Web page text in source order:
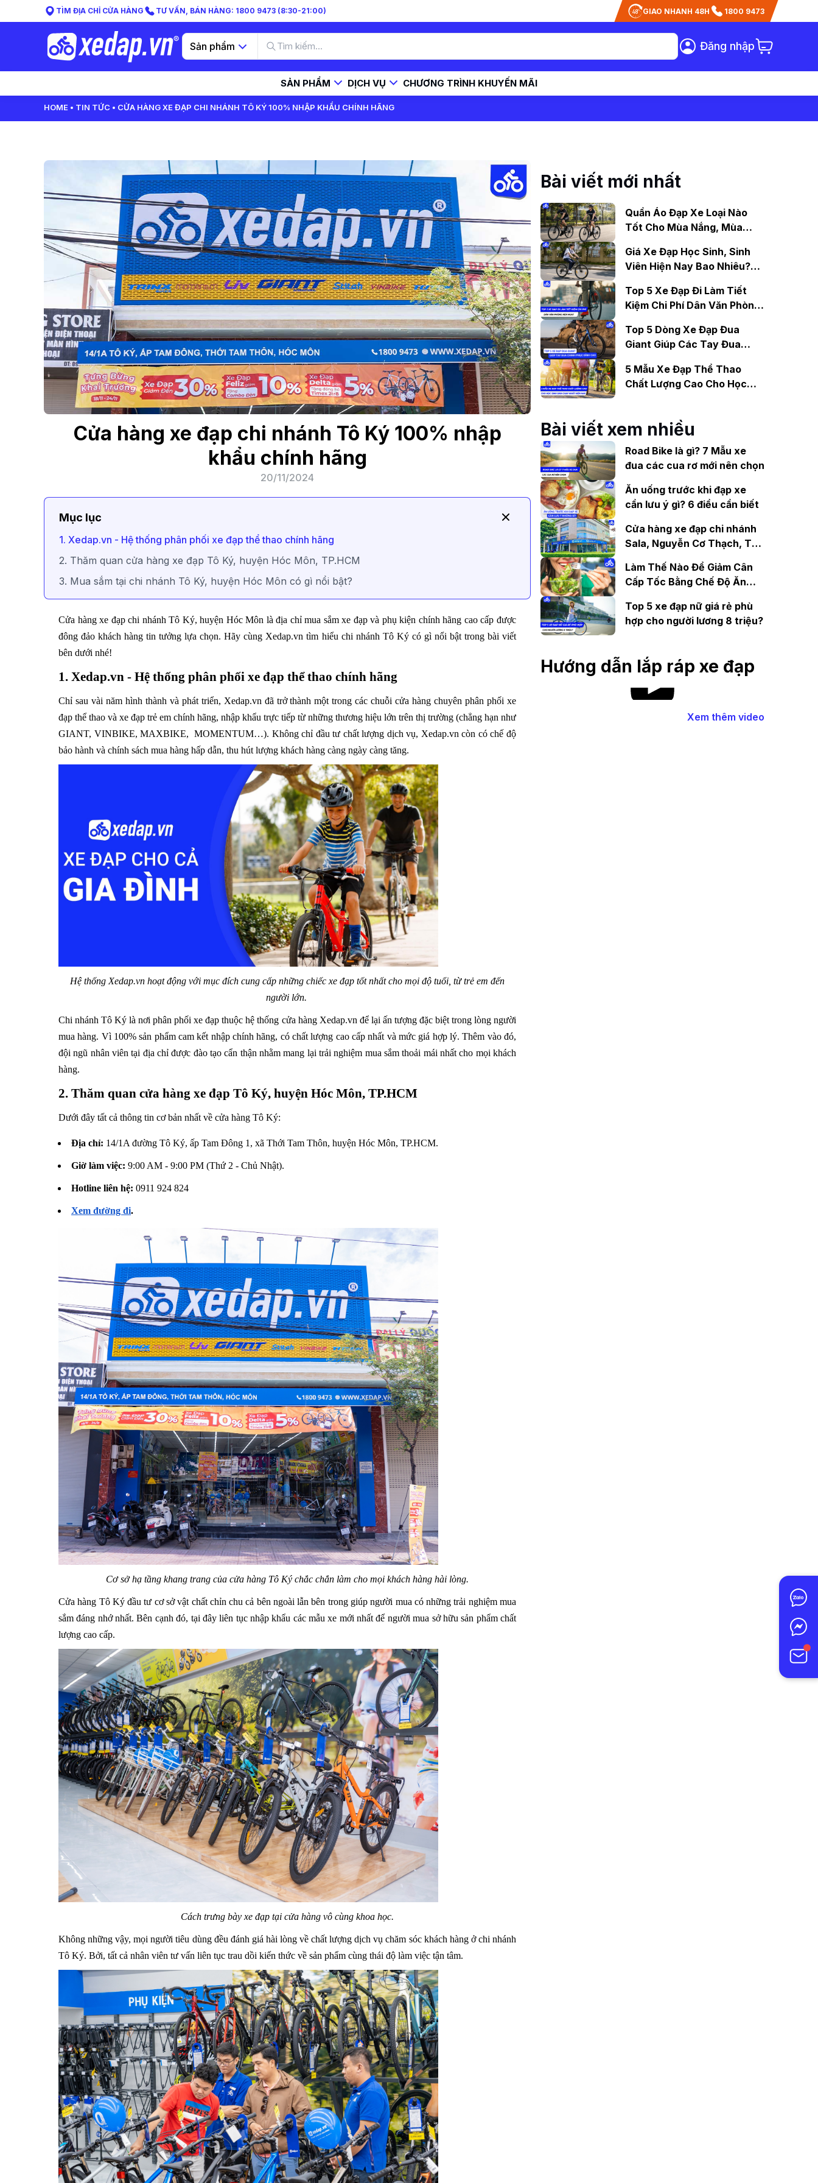
TÌM ĐỊA CHỈ CỬA HÀNG TƯ VẤN, BÁN HÀNG: 1800 9473 (8:30-21:00) GIAO NHANH 48H 1800 9473
Sản phẩm Đăng nhập
SẢN PHẨM DỊCH VỤ CHƯƠNG TRÌNH KHUYẾN MÃI
HOME TIN TỨC CỬA HÀNG XE ĐẠP CHI NHÁNH TÔ KÝ 100% NHẬP KHẨU CHÍNH HÃNG
Cửa hàng xe đạp chi nhánh Tô Ký 100% nhập
khẩu chính hãng
20/11/2024
Mục lục
1. Xedap.vn - Hệ thống phân phối xe đạp thể thao chính hãng
2. Thăm quan cửa hàng xe đạp Tô Ký, huyện Hóc Môn, TP.HCM
3. Mua sắm tại chi nhánh Tô Ký, huyện Hóc Môn có gì nổi bật?
Cửa hàng xe đạp chi nhánh Tô Ký, huyện Hóc Môn là địa chỉ mua sắm xe đạp và phụ kiện chính hãng cao cấp được
đông đảo khách hàng tin tưởng lựa chọn. Hãy cùng Xedap.vn tìm hiểu chi nhánh Tô Ký có gì nổi bật trong bài viết
bên dưới nhé!
1. Xedap.vn - Hệ thống phân phối xe đạp thể thao chính hãng
Chỉ sau vài năm hình thành và phát triển, Xedap.vn đã trở thành một trong các chuỗi cửa hàng chuyên phân phối xe
đạp thể thao và xe đạp trẻ em chính hãng, nhập khẩu trực tiếp từ những thương hiệu lớn trên thị trường (chẳng hạn như
GIANT, VINBIKE, MAXBIKE, MOMENTUM…). Không chỉ đầu tư chất lượng dịch vụ, Xedap.vn còn có chế độ
bảo hành và chính sách mua hàng hấp dẫn, thu hút lượng khách hàng càng ngày càng tăng.
Hệ thống Xedap.vn hoạt động với mục đích cung cấp những chiếc xe đạp tốt nhất cho mọi độ tuổi, từ trẻ em đến
người lớn.
Chi nhánh Tô Ký là nơi phân phối xe đạp thuộc hệ thống cửa hàng Xedap.vn để lại ấn tượng đặc biệt trong lòng người
mua hàng. Vì 100% sản phẩm cam kết nhập chính hãng, có chất lượng cao cấp nhất và mức giá hợp lý. Thêm vào đó,
đội ngũ nhân viên tại địa chỉ được đào tạo cẩn thận nhằm mang lại trải nghiệm mua sắm thoải mái nhất cho mọi khách
hàng.
2. Thăm quan cửa hàng xe đạp Tô Ký, huyện Hóc Môn, TP.HCM
Dưới đây tất cả thông tin cơ bản nhất về cửa hàng Tô Ký:
Địa chỉ: 14/1A đường Tô Ký, ấp Tam Đông 1, xã Thới Tam Thôn, huyện Hóc Môn, TP.HCM.
Giờ làm việc: 9:00 AM - 9:00 PM (Thứ 2 - Chủ Nhật).
Hotline liên hệ: 0911 924 824
Xem đường đi.
Cơ sở hạ tầng khang trang của cửa hàng Tô Ký chắc chắn làm cho mọi khách hàng hài lòng.
Cửa hàng Tô Ký đầu tư cơ sở vật chất chỉn chu cả bên ngoài lẫn bên trong giúp người mua có những trải nghiệm mua
sắm đáng nhớ nhất. Bên cạnh đó, tại đây liên tục nhập khẩu các mẫu xe mới nhất để người mua sở hữu sản phẩm chất
lượng cao cấp.
Cách trưng bày xe đạp tại cửa hàng vô cùng khoa học.
Không những vậy, mọi người tiêu dùng đều đánh giá hài lòng về chất lượng dịch vụ chăm sóc khách hàng ở chi nhánh
Tô Ký. Bởi, tất cả nhân viên tư vấn liên tục trau dồi kiến thức về sản phẩm cùng thái độ làm việc tận tâm.
Bài viết mới nhất
Quần Áo Đạp Xe Loại Nào
Tốt Cho Mùa Nắng, Mùa
Giá Xe Đạp Học Sinh, Sinh
Viên Hiện Nay Bao Nhiêu?
Top 5 Xe Đạp Đi Làm Tiết
Kiệm Chi Phí Dân Văn Phòng
Top 5 Dòng Xe Đạp Đua
Giant Giúp Các Tay Đua
5 Mẫu Xe Đạp Thể Thao
Chất Lượng Cao Cho Học
Bài viết xem nhiều
Road Bike là gì? 7 Mẫu xe
đua các cua rơ mới nên chọn
Ăn uống trước khi đạp xe
cần lưu ý gì? 6 điều cần biết
Cửa hàng xe đạp chi nhánh
Sala, Nguyễn Cơ Thạch, Thủ
Làm Thế Nào Để Giảm Cân
Cấp Tốc Bằng Chế Độ Ăn
Top 5 xe đạp nữ giá rẻ phù
hợp cho người lương 8 triệu?
Hướng dẫn lắp ráp xe đạp
Xem thêm video